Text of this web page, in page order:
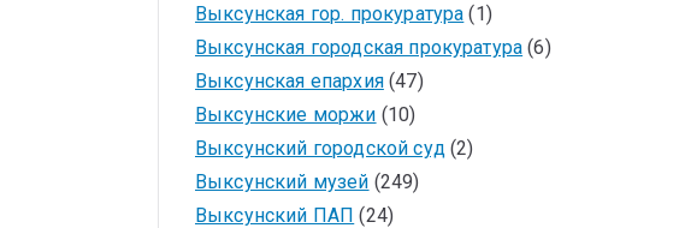
Выксунская гор. прокуратура (1)
Выксунская городская прокуратура (6)
Выксунская епархия(47)
Выксунские моржи (10)
Выксунский городской суд(2)
Выксунский музей (249)
Выксунский ПАП (24)